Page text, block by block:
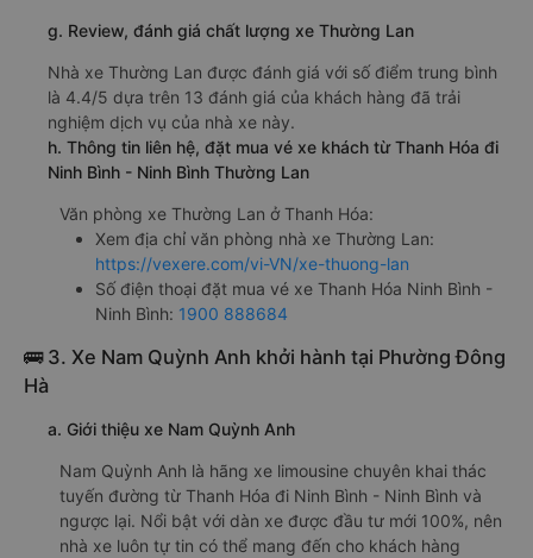
g. Review, đánh giá chất lượng xe Thường Lan
Nhà xe Thường Lan được đánh giá với số điểm trung bình
là 4.4/5 dựa trên 13 đánh giá của khách hàng đã trải
nghiệm dịch vụ của nhà xe này.
h. Thông tin liên hệ, đặt mua vé xe khách từ Thanh Hóa đi
Ninh Bình - Ninh Bình Thường Lan
Văn phòng xe Thường Lan ở Thanh Hóa:
Xem địa chỉ văn phòng nhà xe Thường Lan:
https://vexere.com/vi-VN/xe-thuong-lan
Số điện thoại đặt mua vé xe Thanh Hóa Ninh Bình -
Ninh Bình: 1900 888684
🚌 3. Xe Nam Quỳnh Anh khởi hành tại Phường Đông
Hà
a. Giới thiệu xe Nam Quỳnh Anh
Nam Quỳnh Anh là hãng xe limousine chuyên khai thác
tuyến đường từ Thanh Hóa đi Ninh Bình - Ninh Bình và
ngược lại. Nổi bật với dàn xe được đầu tư mới 100%, nên
nhà xe luôn tự tin có thể mang đến cho khách hàng